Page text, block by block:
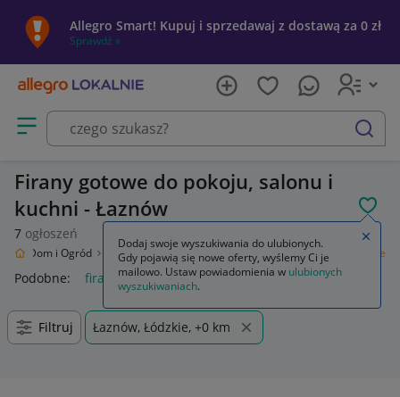
Allegro Smart! Kupuj i sprzedawaj z dostawą za 0 zł
Sprawdź »
Otwórz menu z kategoriami
szukaj
Firany gotowe do pokoju, salonu i
kuchni - Łaznów
7 ogłoszeń
Dom i Ogród Wyposażenie Wystrój okien Firany Firany gotowe
Podobne: firany gotowe firany gotowe na okno balkonowe
Filtruj Łaznów, Łódzkie, +0 km
Dodaj swoje wyszukiwania do ulubionych.
Gdy pojawią się nowe oferty, wyślemy Ci je
mailowo. Ustaw powiadomienia w ulubionych
wyszukiwaniach.